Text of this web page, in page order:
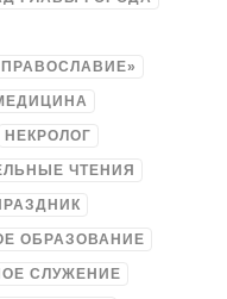
НЕКРОЛОГ
ЧТЕНИЯ
ОБРАЗОВАНИЕ
СЛУЖЕНИЕ